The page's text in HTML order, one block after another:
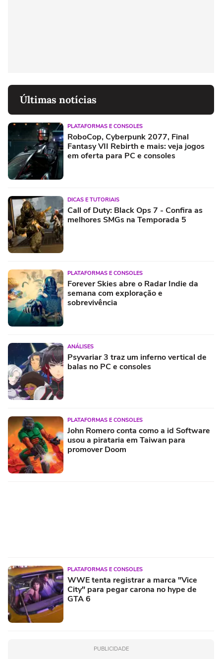
Últimas notícias
PLATAFORMAS E CONSOLES
RoboCop, Cyberpunk 2077, Final
Fantasy VII Rebirth e mais: veja jogos
em oferta para PC e consoles
DICAS E TUTORIAIS
Call of Duty: Black Ops 7 - Confira as
melhores SMGs na Temporada 5
PLATAFORMAS E CONSOLES
Forever Skies abre o Radar Indie da
semana com exploração e
sobrevivência
ANÁLISES
Psyvariar 3 traz um inferno vertical de
balas no PC e consoles
PLATAFORMAS E CONSOLES
John Romero conta como a id Software
usou a pirataria em Taiwan para
promover Doom
PLATAFORMAS E CONSOLES
WWE tenta registrar a marca "Vice
City" para pegar carona no hype de
GTA 6
PUBLICIDADE